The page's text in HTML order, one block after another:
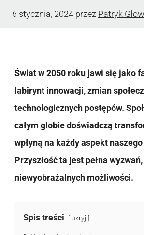
6 stycznia, 2024 przez Patryk
Świat w 2050 roku jawi się jako
labirynt innowacji, zmian
technologicznych postępów.
całym globie doświadczą
wpłyną na każdy aspekt
Przyszłość ta jest pełna
niewyobrażalnych możliwości.
Spis treści ukryj